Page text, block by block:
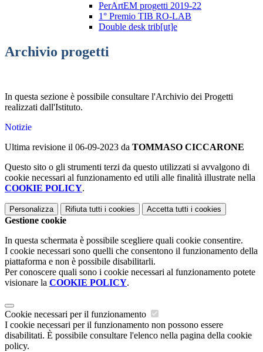
PerArtEM progetti 2019-22
1° Premio TIB RO-LAB
Double desk trib[ut]e
Archivio progetti
In questa sezione è possibile consultare l'Archivio dei Progetti
realizzati dall'Istituto.
Notizie
Ultima revisione il 06-09-2023 da TOMMASO CICCARONE
Questo sito o gli strumenti terzi da questo utilizzati si avvalgono di
cookie necessari al funzionamento ed utili alle finalità illustrate nella
COOKIE POLICY.
Personalizza Rifiuta tutti i cookies Accetta tutti i cookies
Gestione cookie
In questa schermata è possibile scegliere quali cookie consentire.
I cookie necessari sono quelli che consentono il funzionamento della
piattaforma e non è possibile disabilitarli.
Per conoscere quali sono i cookie necessari al funzionamento potete
visionare la COOKIE POLICY.
Cookie necessari per il funzionamento
I cookie necessari per il funzionamento non possono essere
disabilitati. È possibile consultare l'elenco nella pagina della cookie
policy.